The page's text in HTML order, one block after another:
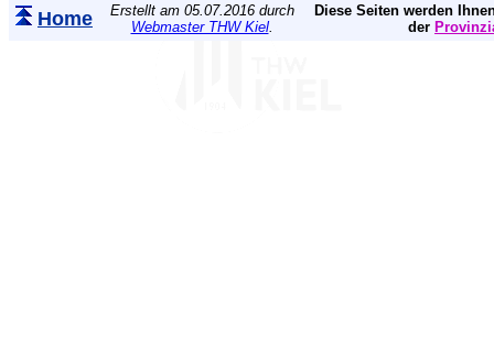
Home
Erstellt am 05.07.2016 durch
Webmaster THW Kiel.
Diese Seiten werden
der